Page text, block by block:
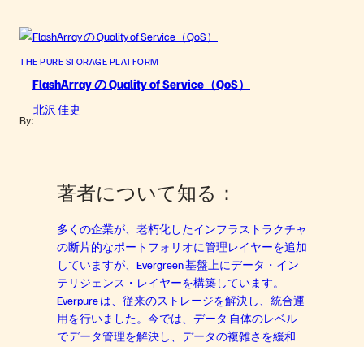
THE PURE STORAGE PLATFORM
FlashArray の Quality of Service（QoS）
By:
北沢 佳史
著者について知る：
多くの企業が、老朽化したインフラストラクチャ
の断片的なポートフォリオに管理レイヤーを追加
していますが、Evergreen 基盤上にデータ・イン
テリジェンス・レイヤーを構築しています。
Everpure は、従来のストレージを解決し、統合運
用を行いました。今では、データ 自体のレベル
でデータ管理を解決し、データの複雑さを緩和